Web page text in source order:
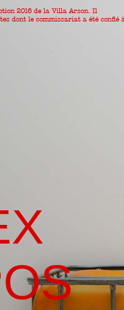
2016 de la Villa Arson. Il
dont le commissariat a été confié